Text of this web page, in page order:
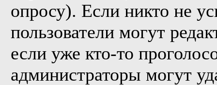
опросу). Если никто не
пользователи могут
если уже кто-то
администраторы могут